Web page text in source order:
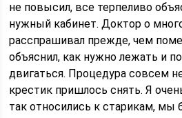
не повысил, все терпеливо
нужный кабинет. Доктор о
расспрашивал прежде, чем
объяснил, как нужно лежать и
двигаться. Процедура совсем
крестик пришлось снять. Я
так относились к старикам,